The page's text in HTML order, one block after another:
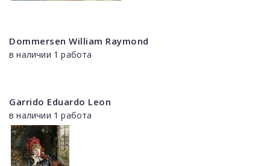
Dommersen William Raymond
в наличии 1 работа
Garrido Eduardo Leon
в наличии 1 работа